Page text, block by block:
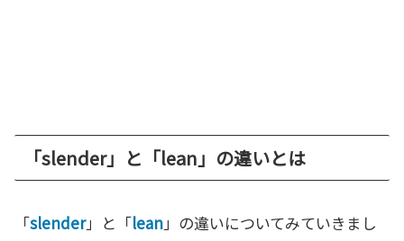
「slender」と「lean」の違いとは
「slender」と「lean」の違いについてみていきまし